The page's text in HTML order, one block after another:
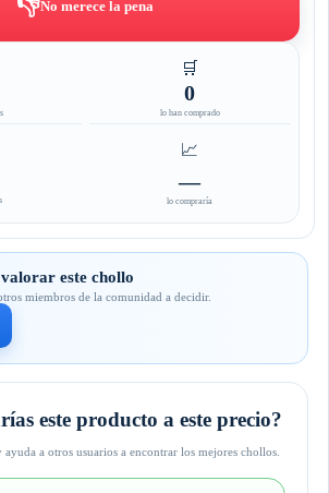
👎No merece la pena
🛒
0
lo han comprado
📈
—
lo compraría
este chollo
miembros de la comunidad a decidir.
este producto a este precio?
a otros usuarios a encontrar los mejores chollos.